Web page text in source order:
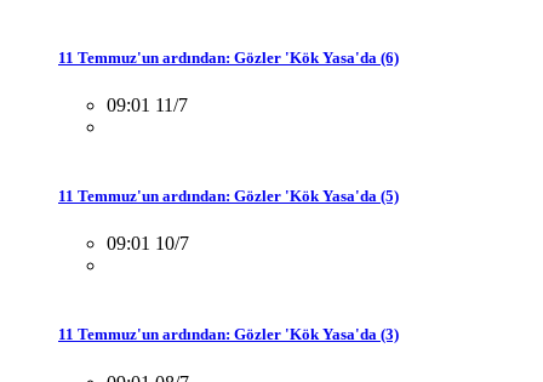
11 Temmuz'un ardından: Gözler 'Kök Yasa'da (6)
09:01 11/7
11 Temmuz'un ardından: Gözler 'Kök Yasa'da (5)
09:01 10/7
11 Temmuz'un ardından: Gözler 'Kök Yasa'da (3)